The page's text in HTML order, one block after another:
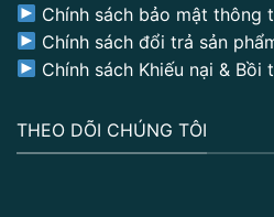
Chính sách bảo mật thông
Chính sách đổi trả sản
Chính sách Khiếu nại & Bồi
THEO DÕI CHÚNG TÔI